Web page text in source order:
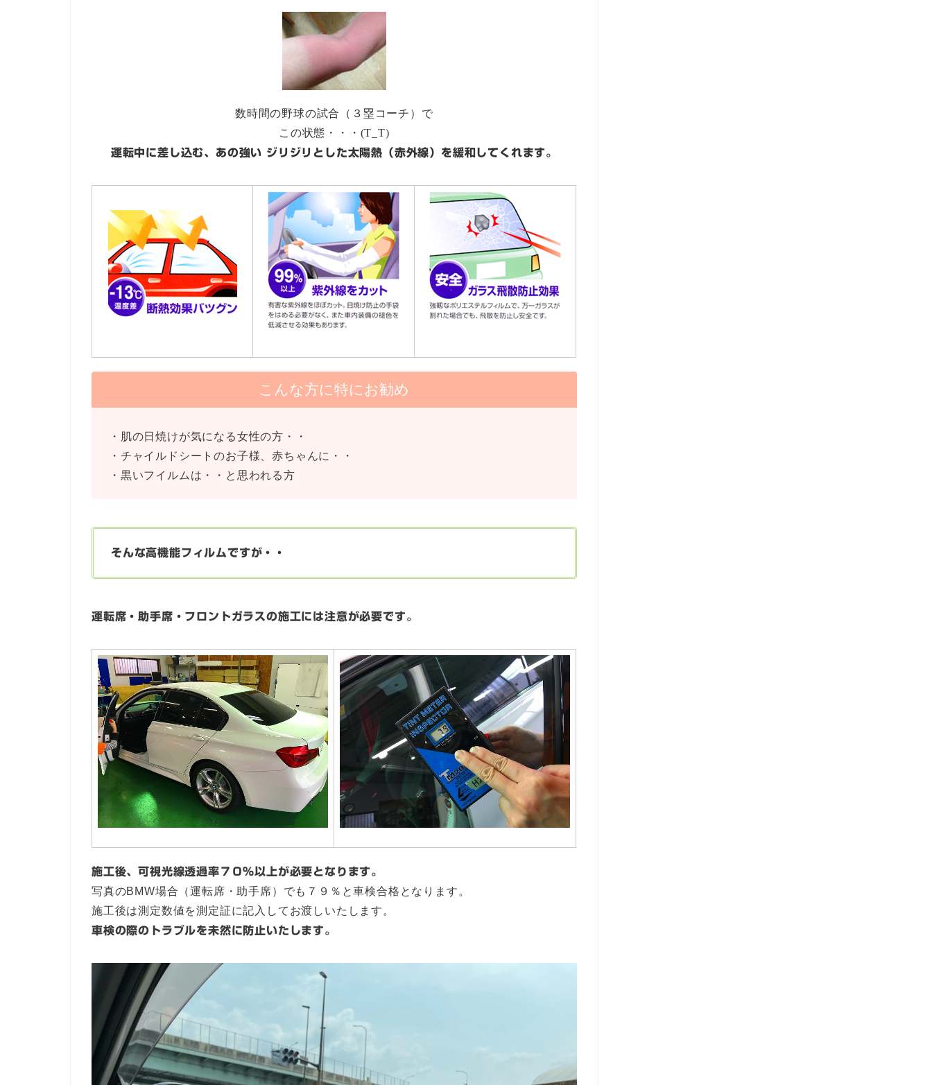
数時間の野球の試合（３塁コーチ）で
この状態・・・(T_T)
運転中に差し込む、あの強い ジリジリとした太陽熱（赤外線）を緩和してくれます。
こんな方に特にお勧め
・肌の日焼けが気になる女性の方・・
・チャイルドシートのお子様、赤ちゃんに・・
・黒いフイルムは・・と思われる方
そんな高機能フィルムですが・・
運転席・助手席・フロントガラスの施工には注意が必要です。
施工後、可視光線透過率７０％以上が必要となります。
写真のBMW場合（運転席・助手席）でも７９％と車検合格となります。
施工後は測定数値を測定証に記入してお渡しいたします。
車検の際のトラブルを未然に防止いたします。